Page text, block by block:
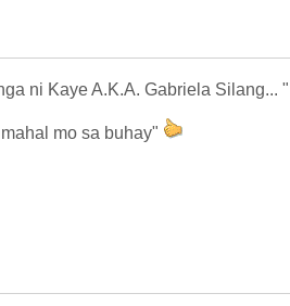
ni Kaye A.K.A. Gabriela
mo sa buhay"